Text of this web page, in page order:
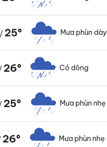
/ 25° Mưa phùn dày
26° Có dông
25° Mưa phùn nhẹ
26° Mưa phùn nhẹ